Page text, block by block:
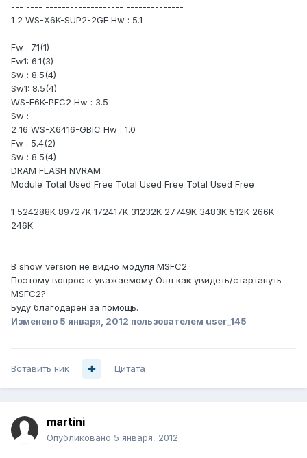
--- ---- ------------------- --------------
1 2 WS-X6K-SUP2-2GE Hw : 5.1
Fw : 7.1(1)
Fw1: 6.1(3)
Sw : 8.5(4)
Sw1: 8.5(4)
WS-F6K-PFC2 Hw : 3.5
Sw :
2 16 WS-X6416-GBIC Hw : 1.0
Fw : 5.4(2)
Sw : 8.5(4)
DRAM FLASH NVRAM
Module Total Used Free Total Used Free Total Used Free
------ ------- ------- ------- ------- ------- ------- ----- ----- -----
1 524288K 89727K 172417K 31232K 27749K 3483K 512K 266K
246K
В show version не видно модуля MSFC2.
Поэтому вопрос к уважаемому Олл как увидеть/стартануть
MSFC2?
Буду благодарен за помощь.
Изменено 5 января, 2012 пользователем user_145
Вставить ник Цитата
martini
Опубликовано 5 января, 2012